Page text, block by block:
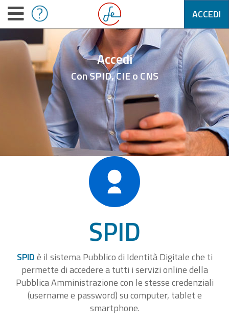
ACCEDI
Accedi
Con SPID, CIE o CNS
SPID
SPIDè il sistema Pubblico di Identità Digitale che ti
permette di accedere a tutti i servizi online della
Pubblica Amministrazione con le stesse credenziali
(username e password) su computer, tablet e
smartphone.